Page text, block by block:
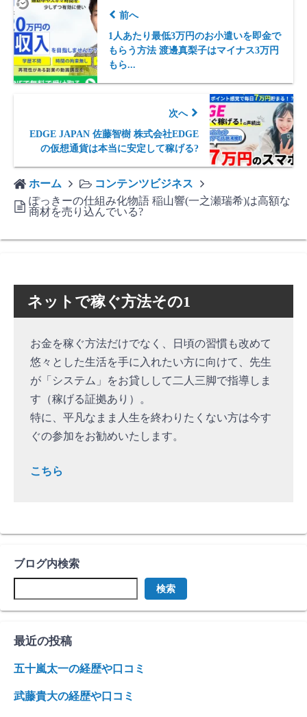
前へ
1人あたり最低3万円のお小遣いを即金で
もらう方法 渡邊真梨子はマイナス3万円
もら...
次へ
EDGE JAPAN 佐藤智樹 株式会社EDGE
の仮想通貨は本当に安定して稼げる?
ホーム
コンテンツビジネス
ぽっきーの仕組み化物語 稲山響(一之瀬瑞希)は高額な
商材を売り込んでいる?
ネットで稼ぐ方法その1
お金を稼ぐ方法だけでなく、日頃の習慣も改めて
悠々とした生活を手に入れたい方に向けて、先生
が「システム」をお貸しして二人三脚で指導しま
す（稼げる証拠あり）。
特に、平凡なまま人生を終わりたくない方は今す
ぐの参加をお勧めいたします。
こちら
ブログ内検索
検索
最近の投稿
五十嵐太一の経歴や口コミ
武藤貴大の経歴や口コミ